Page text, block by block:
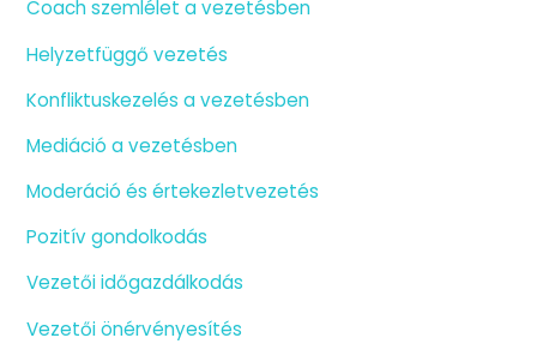
Coach szemlélet a vezetésben
Helyzetfüggő vezetés
Konfliktuskezelés a vezetésben
Mediáció a vezetésben
Moderáció és értekezletvezetés
Pozitív gondolkodás
Vezetői időgazdálkodás
Vezetői önérvényesítés